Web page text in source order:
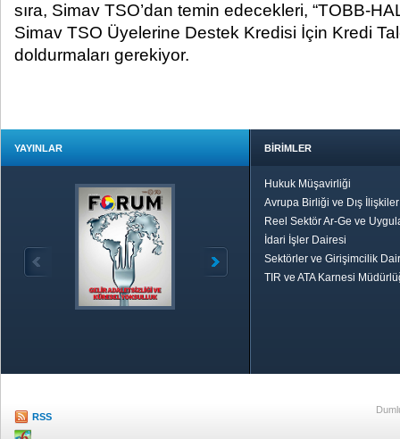
sıra, Simav TSO’dan temin edecekleri, “TOBB-
Simav TSO Üyelerine Destek Kredisi İçin Kredi
doldurmaları gerekiyor.
YAYINLAR BİRİMLER
Hukuk Müşavirliği
Avrupa Birliği ve Dış
Reel Sektör Ar-Ge ve
İdari İşler Dairesi
Sektörler ve Girişimcilik
TIR ve ATA Karnesi
RSS